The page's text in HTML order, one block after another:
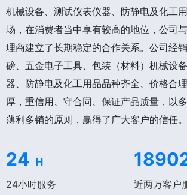
机械设备、测试仪表仪器、防静电及化工
场，在消费者当中享有较高的地位，公司
理商建立了长期稳定的合作关系。公司经
磅、五金电子工具、包装（材料）机械设
器、防静电及化工用品品种齐全、价格合
厚，重信用、守合同、保证产品质量，以
薄利多销的原则，赢得了广大客户的信任。
24 H
24小时服务 近两万客户